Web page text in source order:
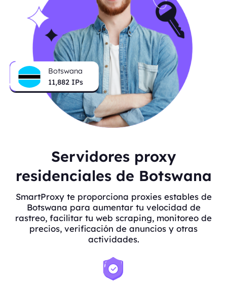
Botswana
11,882 IPs
Servidores proxy
residenciales de Botswana
SmartProxy te proporciona proxies estables de
Botswana para aumentar tu velocidad de
rastreo, facilitar tu web scraping, monitoreo de
precios, verificación de anuncios y otras
actividades.